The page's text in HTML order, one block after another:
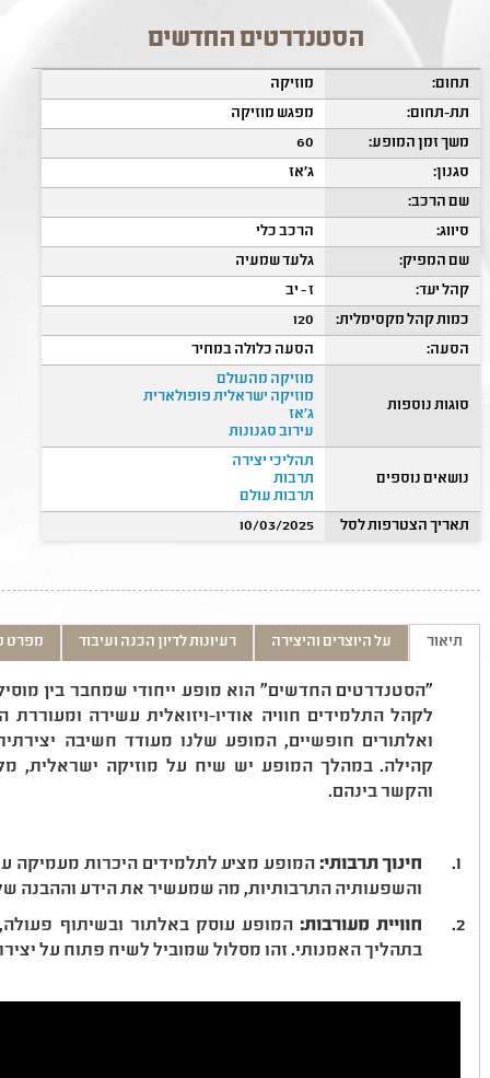
הסטנדרטים החדשים
תחום:
מוזיקה
תת-תחום:
מפגש מוזיקה
משך זמן המופע:
60
סגנון:
ג'אז
שם הרכב:
סיווג:
הרכב כלי
שם המפיק:
גלעד שמעיה
קהל יעד:
ז - יב
כמות קהל מקסימלית:
120
הסעה:
הסעה כלולה במחיר
סוגות נוספות
מוזיקה מהעולם
מוזיקה ישראלית פופולארית
ג'אז
עירוב סגנונות
נושאים נוספים
תהליכי יצירה
תרבות
תרבות עולם
תאריך הצטרפות לסל
10/03/2025
תיאור על היוצרים והיצירה רעיונות לדיון הכנה ועיבוד מפרט
"הסטנדרטים החדשים" הוא מופע ייחודי שמחבר בין
לקהל התלמידים חוויה אודיו-ויזואלית עשירה
ואלתורים חופשיים, המופע שלנו מעודד חשיבה
קהילה. במהלך המופע יש שיח על מוזיקה ישראלית,
והקשר בינהם.
חינוך תרבותי: המופע מציע לתלמידים היכרות מעמיקה
והשפעותיה התרבותיות, מה שמעשיר את הידע וההבנה
חוויית מעורבות: המופע עוסק באלתור ובשיתוף
בתהליך האמנותי. זהו מסלול שמוביל לשיח פתוח על